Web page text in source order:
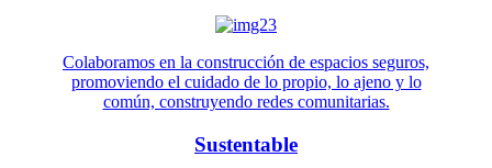
Colaboramos en la construcción de espacios seguros,
promoviendo el cuidado de lo propio, lo ajeno y lo
común, construyendo redes comunitarias.
Sustentable